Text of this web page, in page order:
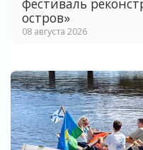
фестиваль
остров»
08 августа 2026